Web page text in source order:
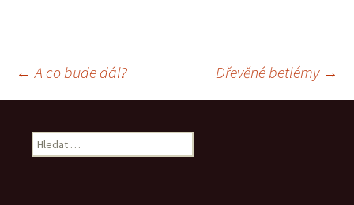
Navigace
pro
← A co bude dál? Dřevěné betlémy →
Vyhledávání